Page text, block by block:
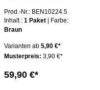
Mosaikfliese 1
Paket
Prod.-Nr.: BEN10224.5
Inhalt : 1 Paket
| Farbe:
Braun
Varianten ab 5,90 €*
Musterpreis: 3,90 €*
59,90 €*